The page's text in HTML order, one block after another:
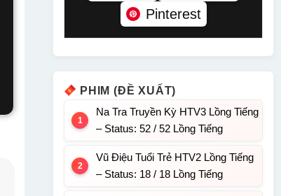
Pinterest
PHIM (ĐỀ XUẤT)
Na Tra Truyền Kỳ HTV3 Lồng Tiếng
– Status: 52 / 52 Lồng Tiếng
Vũ Điệu Tuổi Trẻ HTV2 Lồng Tiếng
– Status: 18 / 18 Lồng Tiếng